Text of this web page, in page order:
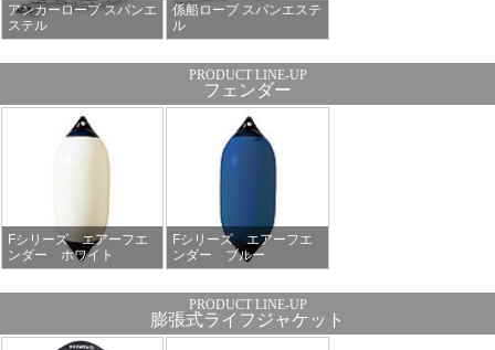
アンカーロープ スパンエ
ステル
係船ロープ スパンエステ
ル
フェンダー
Fシリーズ エアーフエ
ンダー ホワイト
Fシリーズ エアーフエ
ンダー ブルー
膨張式ライフジャケット